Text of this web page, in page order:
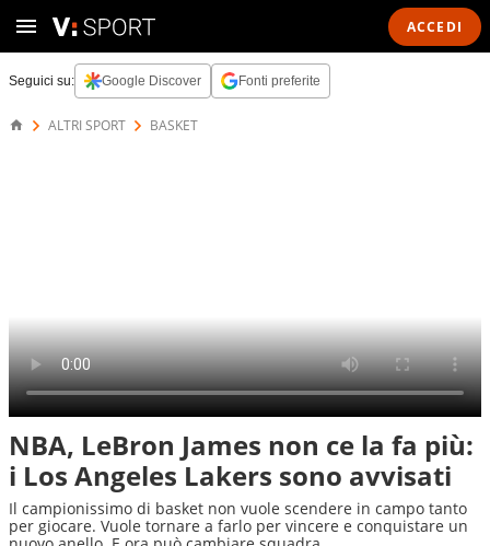
ACCEDI
Seguici su: Google Discover Fonti preferite
ALTRI SPORT BASKET
NBA, LeBron James non ce la fa più:
i Los Angeles Lakers sono avvisati
Il campionissimo di basket non vuole scendere in campo tanto
per giocare. Vuole tornare a farlo per vincere e conquistare un